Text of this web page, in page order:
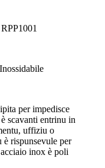
per impedisce
scavanti entrinu in
uffiziu o
rispunsevule per
inox è poli